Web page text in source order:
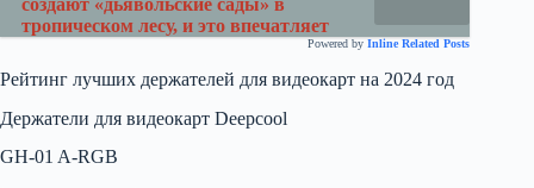
тропическом лесу, и это впечатляет
Powered by Inline Related Posts
Рейтинг лучших держателей для видеокарт на 2024 год
Держатели для видеокарт Deepcool
GH-01 A-RGB